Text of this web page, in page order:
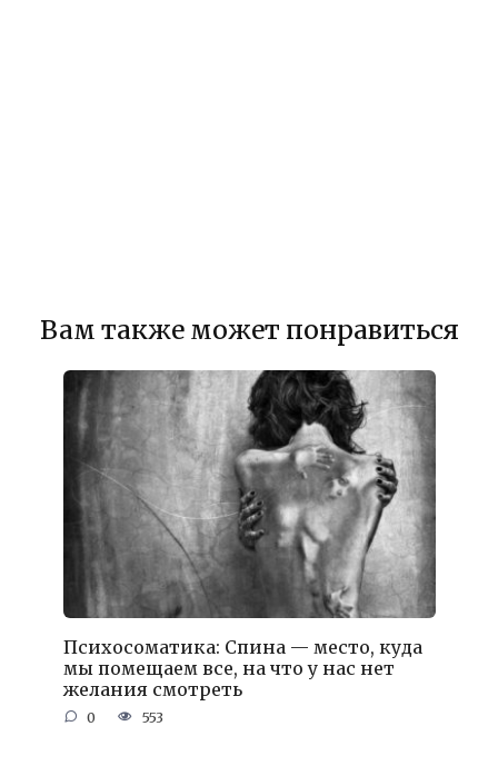
Вам также может понравиться
Психосоматика: Спина — место, куда
мы помещаем все, на что у нас нет
желания смотреть
0 553